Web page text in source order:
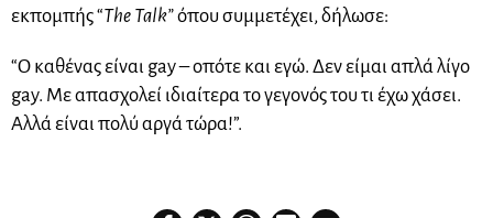
εκπομπής “The Talk”όπου συμμετέχει, δήλωσε:
“Ο καθένας είναι gay – οπότε και εγώ. Δεν είμαι απλά λίγο
gay. Με απασχολεί ιδιαίτερα το γεγονός του τι έχω χάσει.
Αλλά είναι πολύ αργά τώρα!”.